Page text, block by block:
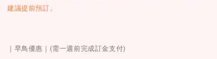
建議提前預訂。
｜ 早鳥優惠｜(需一週前完成訂金支付)